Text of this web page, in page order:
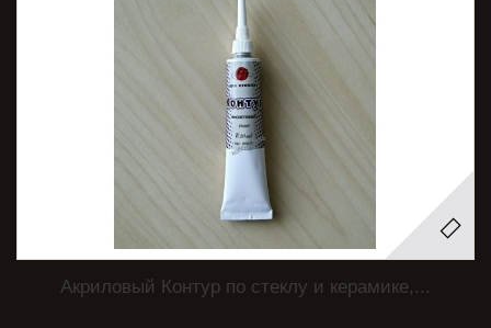
Акриловый Контур по стеклу и керамике,...